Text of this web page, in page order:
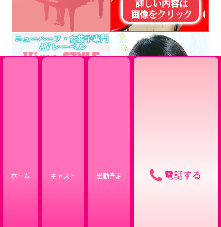
ホーム キャスト 出勤予定 電話する